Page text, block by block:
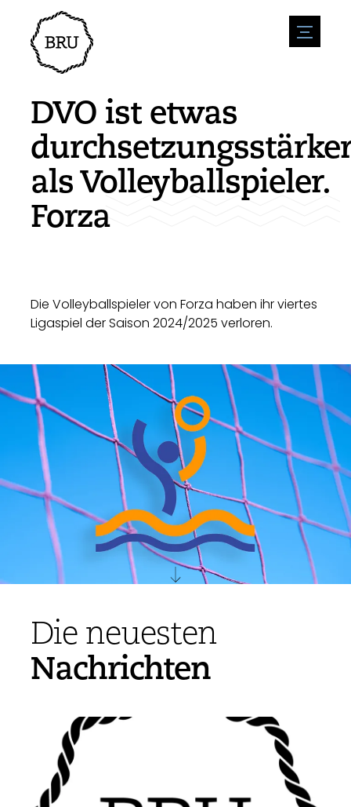
menu
Veranstaltungskalender
Veranstaltung anmelden
Übernachtung
Geschäfte
Natur & wasser
Sport
Sehenswürdigkeiten
Geschichte
Zugänglichkeit
Parken
Wohnumfeld
Um zu unternehmen
Stellenangebote
Stellenangebote veröffentlichen
Unternehmen
Nachrichtenübersicht
Neuigkeiten einreichen
DVO ist etwas
als Volleyballspieler.
Forza
Die Volleyballspieler von Forza haben ihr viertes
Ligaspiel der Saison 2024/2025 verloren.
Die neuesten
Nachrichten